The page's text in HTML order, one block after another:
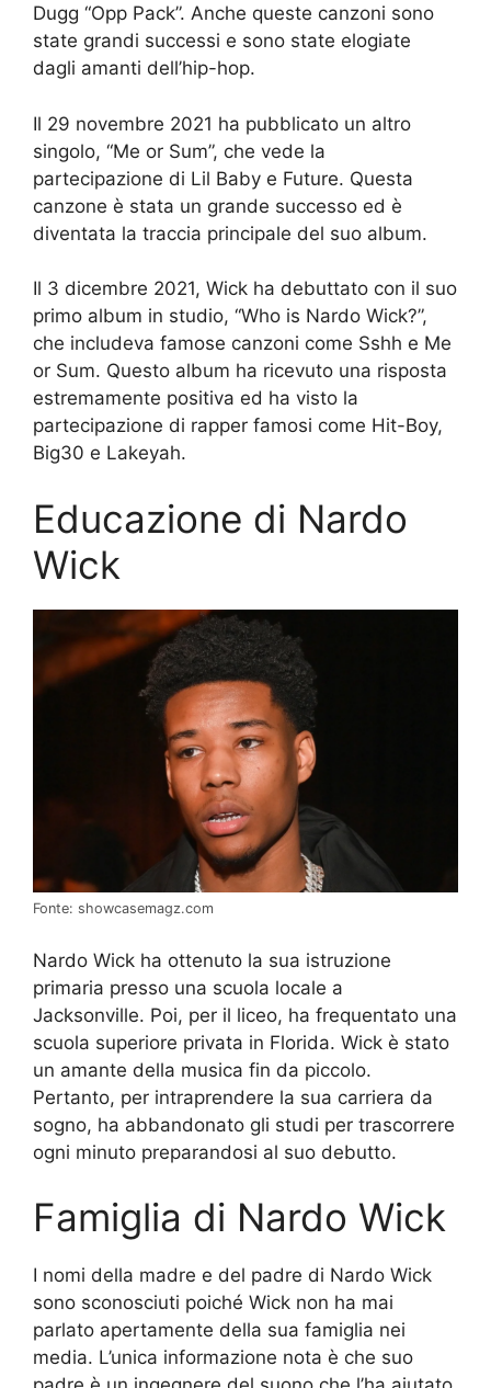
Dugg “Opp Pack”. Anche queste canzoni sono
state grandi successi e sono state elogiate
dagli amanti dell’hip-hop.
Il 29 novembre 2021 ha pubblicato un altro
singolo, “Me or Sum”, che vede la
partecipazione di Lil Baby e Future. Questa
canzone è stata un grande successo ed è
diventata la traccia principale del suo album.
Il 3 dicembre 2021, Wick ha debuttato con il suo
primo album in studio, “Who is Nardo Wick?”,
che includeva famose canzoni come Sshh e Me
or Sum. Questo album ha ricevuto una risposta
estremamente positiva ed ha visto la
partecipazione di rapper famosi come Hit-Boy,
Big30 e Lakeyah.
Educazione di Nardo
Wick
Fonte: showcasemagz.com
Nardo Wick ha ottenuto la sua istruzione
primaria presso una scuola locale a
Jacksonville. Poi, per il liceo, ha frequentato una
scuola superiore privata in Florida. Wick è stato
un amante della musica fin da piccolo.
Pertanto, per intraprendere la sua carriera da
sogno, ha abbandonato gli studi per trascorrere
ogni minuto preparandosi al suo debutto.
Famiglia di Nardo Wick
I nomi della madre e del padre di Nardo Wick
sono sconosciuti poiché Wick non ha mai
parlato apertamente della sua famiglia nei
media. L’unica informazione nota è che suo